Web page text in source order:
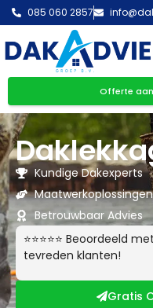
085 060 2857
Offerte
Kundige Dakexperts
Maatwerkoplossingen
Betrouwbaar Advies
⭐⭐⭐⭐⭐ Beoordeeld
tevreden klanten!
Gratis